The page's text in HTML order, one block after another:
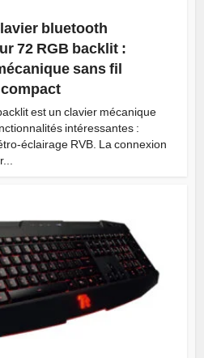
bluetooth
72 RGB backlit :
sans fil
est un clavier mécanique
intéressantes :
éclairage RVB. La connexion